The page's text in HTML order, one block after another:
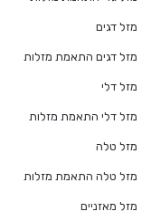
מזל דגים
מזל דגים התאמת מזלות
מזל דלי
מזל דלי התאמת מזלות
מזל טלה
מזל טלה התאמת מזלות
מזל מאזניים